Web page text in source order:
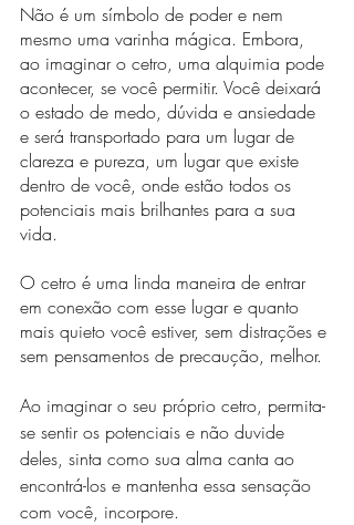
Não é um símbolo de poder e nem
mesmo uma varinha mágica. Embora,
ao imaginar o cetro, uma alquimia pode
acontecer, se você permitir. Você deixará
o estado de medo, dúvida e ansiedade
e será transportado para um lugar de
clareza e pureza, um lugar que existe
dentro de você, onde estão todos os
potenciais mais brilhantes para a sua
vida.
O cetro é uma linda maneira de entrar
em conexão com esse lugar e quanto
mais quieto você estiver, sem distrações e
sem pensamentos de precaução, melhor.
Ao imaginar o seu próprio cetro, permita-
se sentir os potenciais e não duvide
deles, sinta como sua alma canta ao
encontrá-los e mantenha essa sensação
com você, incorpore.